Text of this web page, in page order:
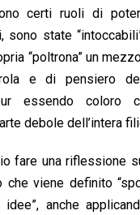
certi ruoli di
sono state
“poltrona” un
e di pensiero
pur essendo
debole dell’intera
fare una riflessione
che viene definito
idee”, anche